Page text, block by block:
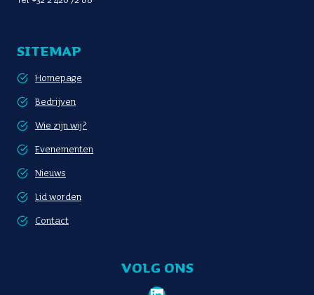
SITEMAP
Homepage
Bedrijven
Wie zijn wij?
Evenementen
Nieuws
Lid worden
Contact
VOLG ONS